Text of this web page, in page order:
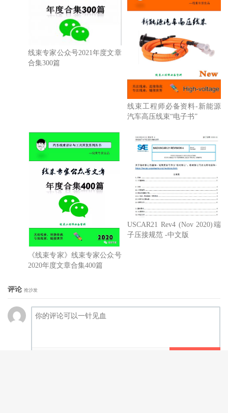
线束专家公众号2021年度文章
合集300篇
线束工程师必备资料-新能源
汽车高压线束“电子书”
《线束专家》线束专家公众号
2020年度文章合集400篇
USCAR21 Rev4 (Nov 2020)端
子压接规范 -中文版
评论 抢沙发